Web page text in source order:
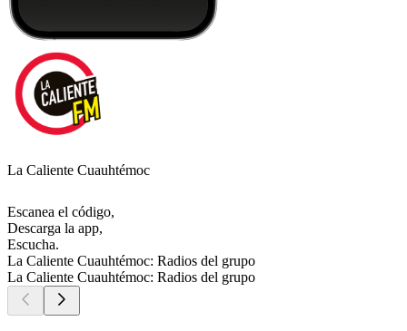
La Caliente Cuauhtémoc
Escanea el código,
Descarga la app,
Escucha.
La Caliente Cuauhtémoc: Radios del grupo
La Caliente Cuauhtémoc: Radios del grupo